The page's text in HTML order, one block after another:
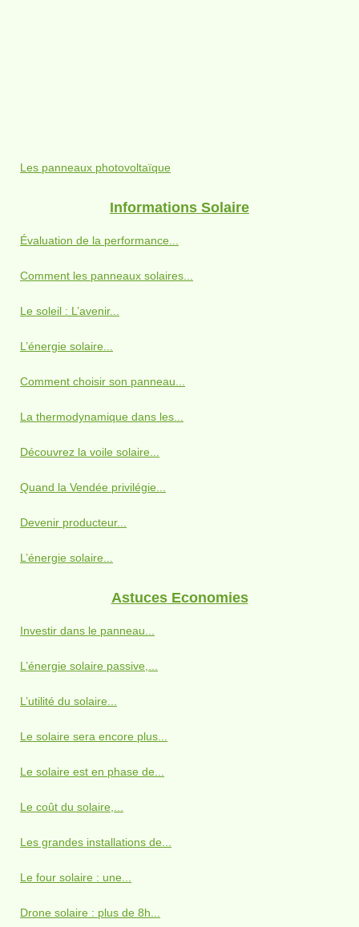
Les panneaux photovoltaïque
Informations Solaire
Évaluation de la performance...
Comment les panneaux solaires...
Le soleil : L’avenir...
L’énergie solaire...
Comment choisir son panneau...
La thermodynamique dans les...
Découvrez la voile solaire...
Quand la Vendée privilégie...
Devenir producteur...
L’énergie solaire...
Astuces Economies
Investir dans le panneau...
L’énergie solaire passive,...
L’utilité du solaire...
Le solaire sera encore plus...
Le solaire est en phase de...
Le coût du solaire,...
Les grandes installations de...
Le four solaire : une...
Drone solaire : plus de 8h...